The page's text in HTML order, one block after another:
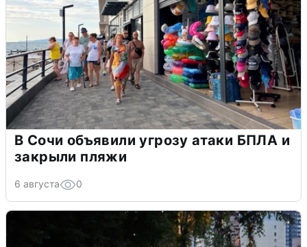
В Сочи объявили угрозу атаки БПЛА и
закрыли пляжи
6 августа 0